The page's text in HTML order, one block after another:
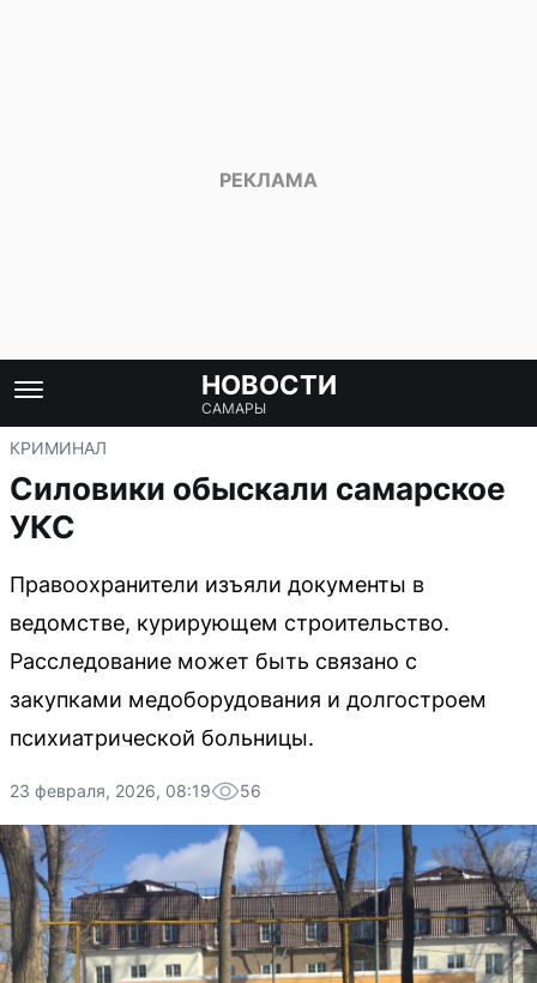
НОВОСТИ
САМАРЫ
КРИМИНАЛ
Силовики обыскали самарское
УКС
Правоохранители изъяли документы в
ведомстве, курирующем строительство.
Расследование может быть связано с
закупками медоборудования и долгостроем
психиатрической больницы.
23 февраля, 2026, 08:19 56